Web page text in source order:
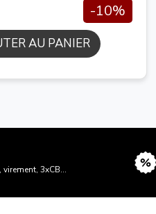
-10%
AU PANIER
3xCB...